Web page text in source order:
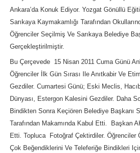
Ankara’da Konuk Ediyor. Yozgat Gönüllü
Sarıkaya Kaymakamlığı Tarafından
Öğrenciler Seçilmiş Ve Sarıkaya Belediye
Gerçekleştirilmiştir.
Bu Çerçevede 15 Nisan 2011 Cuma Günü
Öğrenciler İlk Gün Sırası Ile Anıtkabir Ve
Gezdiler. Cumartesi Günü; Eski Meclis,
Dünyası, Estergon Kalesini Gezdiler. Daha
Bindikten Sonra Keçiören Belediye Başkanı
Tarafından Makamında Kabul Etti. Başkan
Etti. Topluca Fotoğraf Çektirdiler. Öğrenciler
Çok Beğendiklerini Ve Teleferiğe Bindikleri